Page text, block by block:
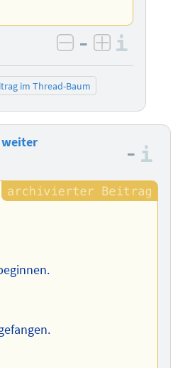
negativ bewerten
– positiv
im Thread-Baum
weiter
–